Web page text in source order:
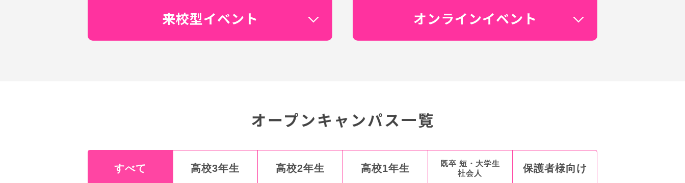
来校型イベント オンラインイベント
オープンキャンパス一覧
すべて 高校3年生 高校2年生 高校1年生
既卒 短・大学生
社会人
保護者様向け